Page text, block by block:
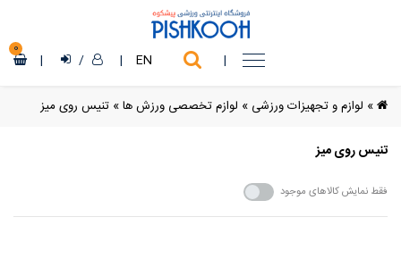
|
EN
|
/
|
0
» لوازم و تجهیزات ورزشی » لوازم تخصصی ورزش ها» تنیس روی میز
تنیس روی میز
فقط نمایش کالاهای موجود